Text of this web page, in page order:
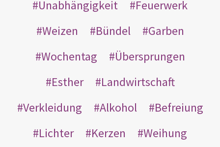
Unabhängigkeit
Feuerwerk
Weizen
Bündel
Garben
Wochentag
Übersprungen
Esther
Landwirtschaft
Verkleidung
Alkohol
Befreiung
Lichter
Kerzen
Weihung